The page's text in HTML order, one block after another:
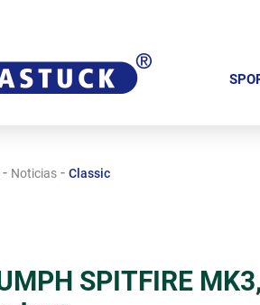
- Noticias - Classic
SPITFIRE